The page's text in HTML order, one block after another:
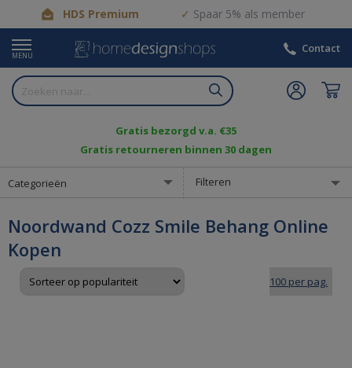
HDS Premium Spaar 5% als member
MENU
Contact
Gratis bezorgd v.a. €35
Gratis retourneren binnen 30 dagen
Categorieën Filteren
Noordwand Cozz Smile Behang Online
Kopen